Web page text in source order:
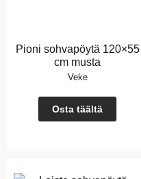
Pioni sohvapöytä 120×55
cm musta
Veke
Osta täältä